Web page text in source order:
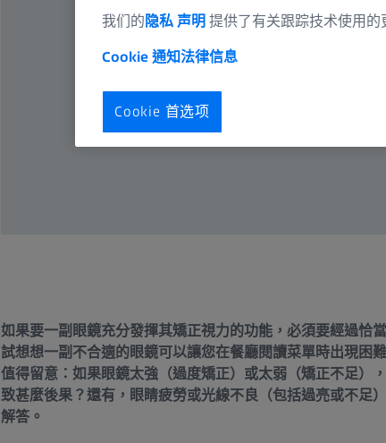
如果要一副眼鏡充分發揮其矯正視力的功能，必須要經過恰
試想想一副不合適的眼鏡可以讓您在餐廳閱讀菜單時出現困
值得留意：如果眼鏡太強（過度矯正）或太弱（矯正不足）
致甚麼後果？還有，眼睛疲勞或光線不良（包括過亮或不足
解答。
我们的 隐私 声明 提供了有关跟踪技术使用的
Cookie 通知法律信息
Cookie 首选项